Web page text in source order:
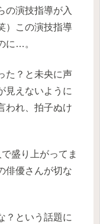
の演技指導が入
）この演技指導
に…。
た？と未央に声
見えないように
われ、拍子ぬけ
盛り上がってま
俳優さんが切な
？という話題に